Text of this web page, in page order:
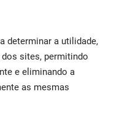
determinar a utilidade,
sites, permitindo
e eliminando a
as mesmas